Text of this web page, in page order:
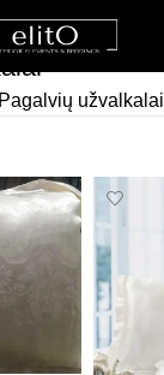
užvalkalai